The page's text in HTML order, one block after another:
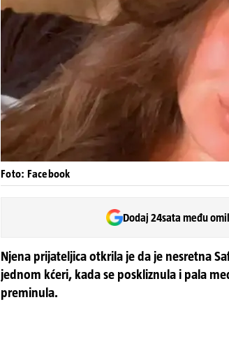
Foto: Facebook
Dodaj 24sata među
Njena prijateljica otkrila je da je nesretna
jednom kćeri, kada se poskliznula i pala
preminula.